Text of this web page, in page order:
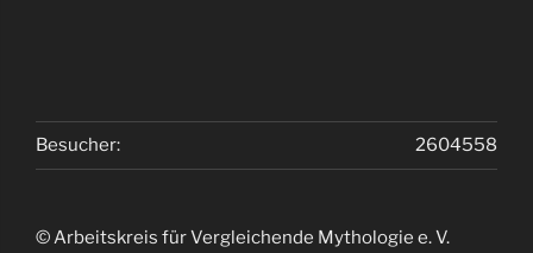
2604558
Besucher:
© Arbeitskreis für Vergleichende Mythologie e. V.